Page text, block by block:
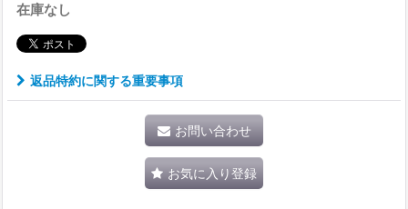
在庫なし
返品特約に関する重要事項
お問い合わせ
お気に入り登録